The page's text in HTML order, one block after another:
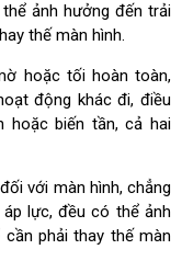
ảnh hưởng đến trải
thế màn hình.
hoặc tối hoàn toàn,
động khác đi, điều
hoặc biến tần, cả hai
với màn hình, chẳng
lực, đều có thể ảnh
phải thay thế màn